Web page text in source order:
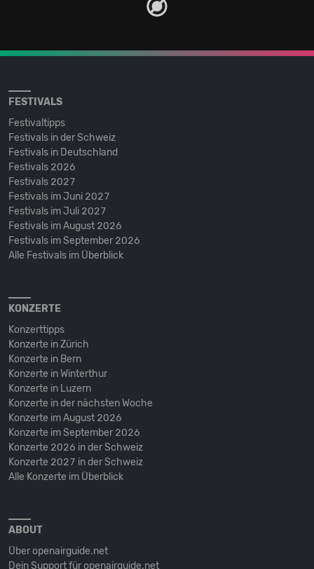
FESTIVALS
Festivaltipps
Festivals in der Schweiz
Festivals in Deutschland
Festivals 2026
Festivals 2027
Festivals im Juni 2027
Festivals im Juli 2027
Festivals im August 2026
Festivals im September 2026
Alle Festivals im Überblick
KONZERTE
Konzerttipps
Konzerte in Zürich
Konzerte in Bern
Konzerte in Winterthur
Konzerte in Luzern
Konzerte in der nächsten Woche
Konzerte im August 2026
Konzerte im September 2026
Konzerte 2026 in der Schweiz
Konzerte 2027 in der Schweiz
Alle Konzerte im Überblick
ABOUT
Über openairguide.net
Dein Support für openairguide.net